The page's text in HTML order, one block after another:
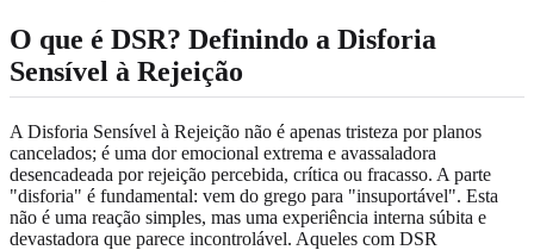
O que é DSR? Definindo a Disforia
Sensível à Rejeição
A Disforia Sensível à Rejeição não é apenas tristeza por planos
cancelados; é uma dor emocional extrema e avassaladora
desencadeada por rejeição percebida, crítica ou fracasso. A parte
"disforia" é fundamental: vem do grego para "insuportável". Esta
não é uma reação simples, mas uma experiência interna súbita e
devastadora que parece incontrolável. Aqueles com DSR